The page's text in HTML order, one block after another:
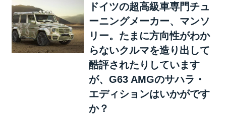
韻に浸りながらビールとソー
セージを飲もうっと。 ‥すみ
ません、このビール美味しそ
うすぎたのでつい載せちゃい
ました‥。 ということで、実
際には行けませんでしたが、
個人的に2015年フランクフル
トモーターショーで気になっ
ドイツの超高級車専門チュ
ーニングメーカー、マンソ
リー。たまに方向性がわか
らないクルマを造り出して
酷評されたりしています
が、G63 AMGのサハラ・
エディションはいかがです
か？